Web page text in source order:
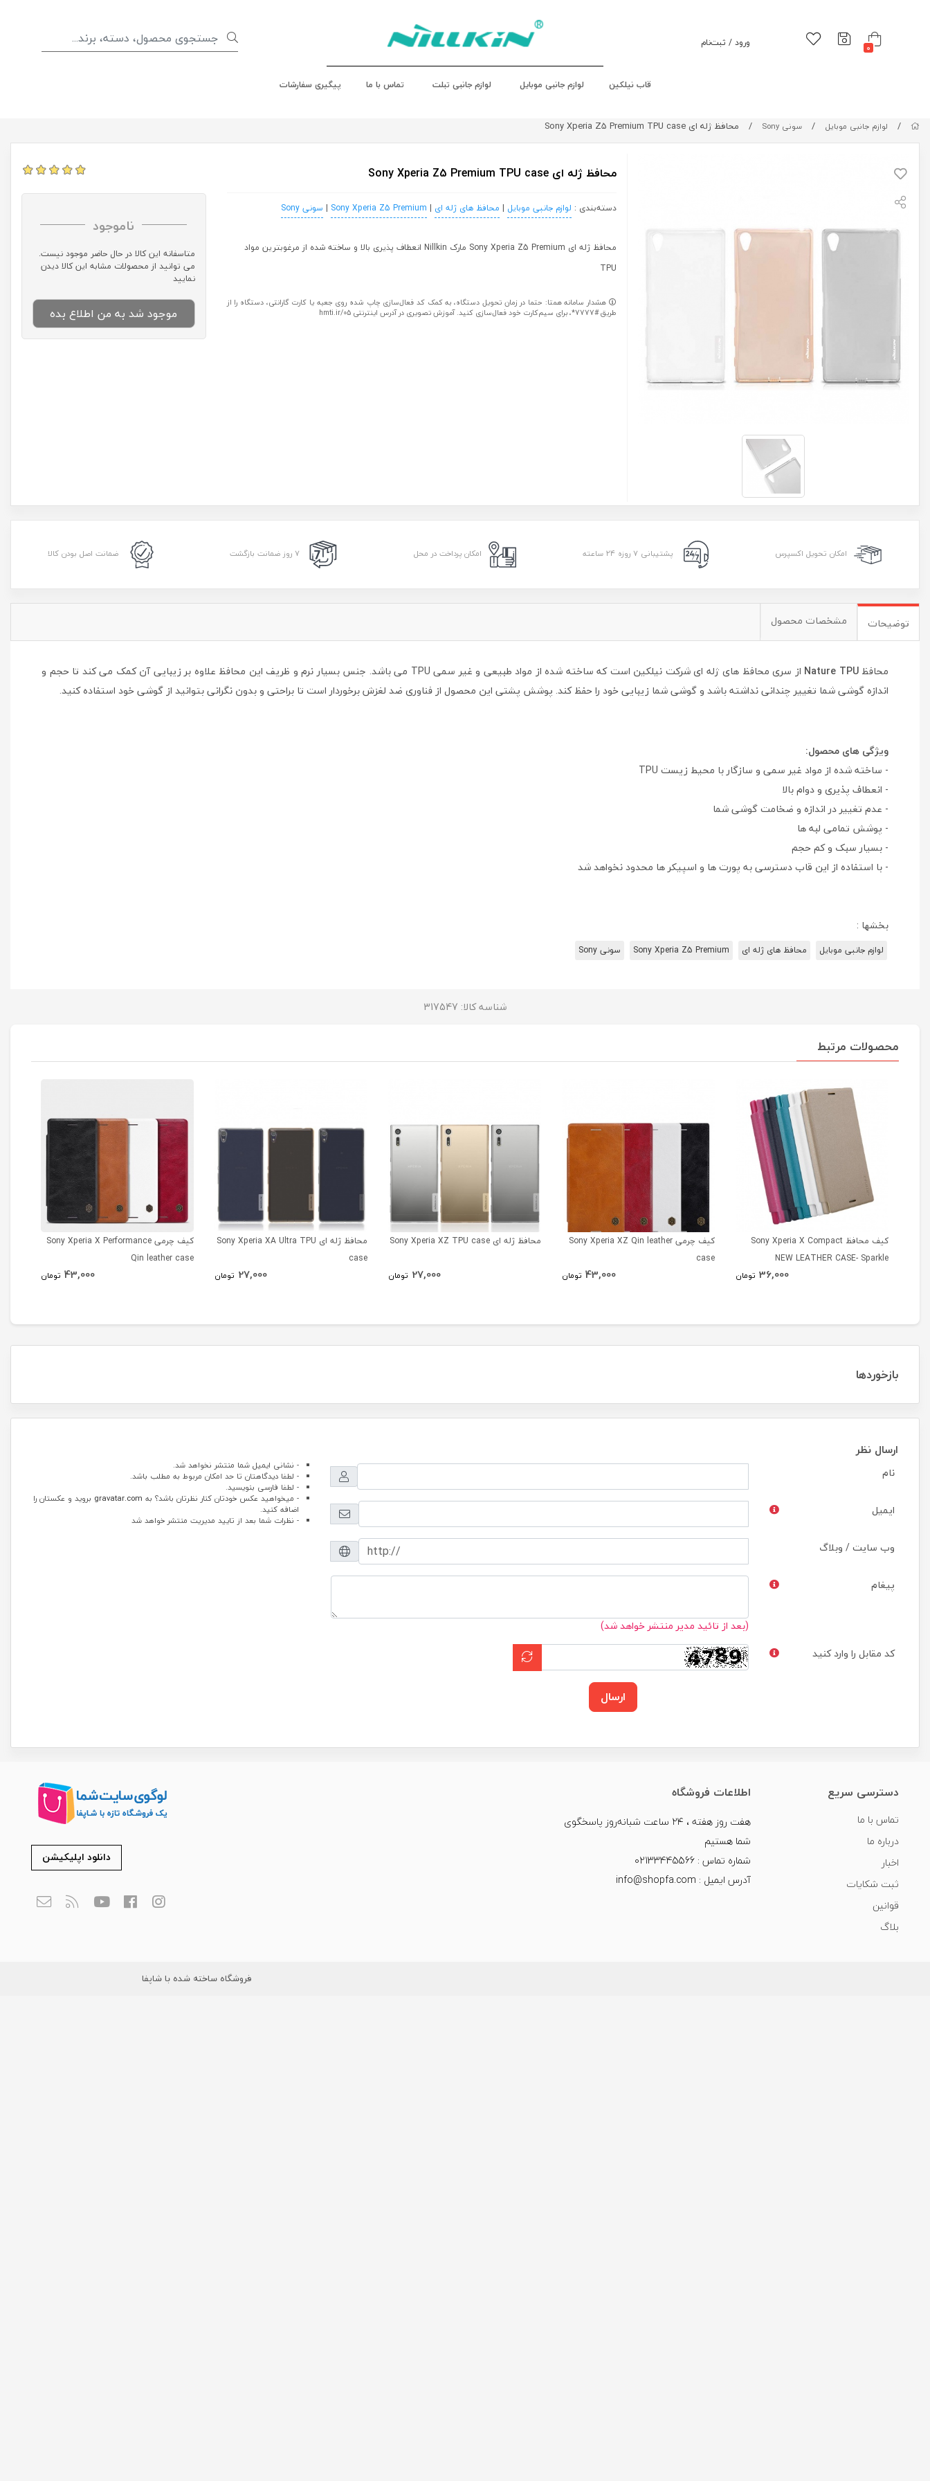
0 ورود / ثبت‌نام
قاب نیلکین لوازم جانبی موبایل لوازم جانبی تبلت تماس با ما پیگیری سفارشات
/ لوازم جانبی موبایل / سونی Sony / محافظ ژله ای Sony Xperia Z5 Premium TPU case
محافظ ژله ای Sony Xperia Z5 Premium TPU case
دسته‌بندی : لوازم جانبی موبایل | محافظ های ژله‌ ای |
Sony Xperia Z5 Premium
| سونی Sony
محافظ ژله ای Sony Xperia Z5 Premium مارک Nillkin انعطاف پذیری بالا و ساخته شده از مرغوبترین مواد
TPU
هشدار سامانه همتا: حتما در زمان تحویل دستگاه، به کمک کد فعال‌سازی چاپ شده روی جعبه یا کارت گارانتی، دستگاه را از
طریق #7777*، برای سیم‌کارت خود فعال‌سازی کنید. آموزش تصویری در آدرس اینترنتی hmti.ir/05
ناموجود
متاسفانه این کالا در حال حاضر موجود نیست.
می توانید از محصولات مشابه این کالا دیدن
نمایید
موجود شد به من اطلاع بده
امکان تحویل اکسپرس پشتیبانی ۷ روزه ۲۴ ساعته امکان پرداخت در محل ۷ روز ضمانت بازگشت ضمانت اصل بودن کالا
توضیحات مشخصات محصول
محافظNature TPU
از سری محافظ های ژله ای شرکت نیلکین است که ساخته شده از مواد طبیعی و غیر سمی TPU می باشد. جنس بسیار نرم و ظریف این محافظ علاوه بر زیبایی آن کمک می کند تا حجم و
اندازه گوشی شما تغییر چندانی نداشته باشد و گوشی شما زیبایی خود را حفظ کند. پوشش پشتی این محصول از فناوری ضد لغزش برخوردار است تا براحتی و بدون نگرانی بتوانید از گوشی خود استفاده کنید.
ویژگی های محصول:
- ساخته شده از مواد غیر سمی و سازگار با محیط زیست TPU
- انعطاف پذیری و دوام بالا
- عدم تغییر در اندازه و ضخامت گوشی شما
- پوشش تمامی لبه ها
- بسیار سبک و کم حجم
- با استفاده از این قاب دسترسی به پورت ها و اسپیکر ها محدود نخواهد شد
بخشها :
لوازم جانبی موبایل محافظ های ژله‌ ای Sony Xperia Z5 Premium سونی Sony
شناسه کالا: 317547
محصولات مرتبط
کیف محافظ Sony Xperia X Compact
NEW LEATHER CASE- Sparkle
36,000 تومان
کیف چرمی Sony Xperia XZ Qin leather
case
43,000 تومان
محافظ ژله ای Sony Xperia XZ TPU case
27,000 تومان
محافظ ژله ای Sony Xperia XA Ultra TPU
case
27,000 تومان
کیف چرمی Sony Xperia X Performance
Qin leather case
43,000 تومان
بازخوردها
ارسال نظر
نام
ایمیل
وب سایت / وبلاگ
پیغام
(بعد از تائید مدیر منتشر خواهد شد)
کد مقابل را وارد کنید
ارسال
- نشانی ایمیل شما منتشر نخواهد شد.
- لطفا دیدگاهتان تا حد امکان مربوط به مطلب باشد.
- لطفا فارسی بنویسید.
- میخواهید عکس خودتان کنار نظرتان باشد؟ به gravatar.com بروید و عکستان را
اضافه کنید.
- نظرات شما بعد از تایید مدیریت منتشر خواهد شد
دسترسی سریع
تماس با ما
درباره ما
اخبار
ثبت شکایات
قوانین
بلاگ
اطلاعات فروشگاه
هفت روز هفته ، ۲۴ ساعت شبانه‌روز پاسخگوی
شما هستیم
شماره تماس : 02133445566
آدرس ایمیل : info@shopfa.com
دانلود اپلیکیشن
فروشگاه ساخته شده با شاپفا